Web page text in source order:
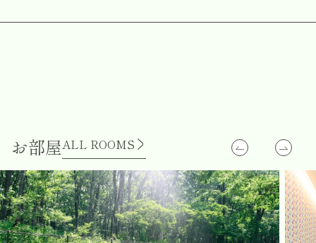
お部屋ALL ROOMS